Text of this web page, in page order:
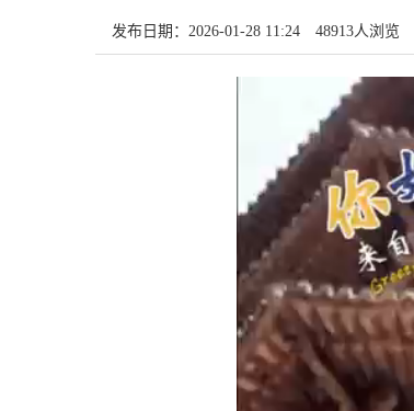
发布日期：2026-01-28 11:24 48913人浏览